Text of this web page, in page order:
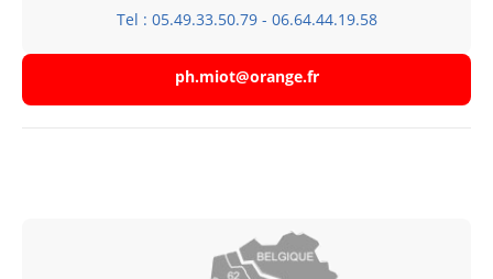
Tel : 05.49.33.50.79 - 06.64.44.19.58
ph.miot@orange.fr